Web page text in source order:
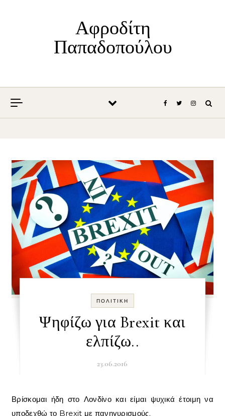
Αφροδίτη
Παπαδοπούλου
ΠΟΛΙΤΙΚΉ
Ψηφίζω για Brexit και
ελπίζω..
23.06.2016
Βρίσκομαι ήδη στο Λονδίνο και είμαι ψυχικά έτοιμη να
υποδεχθώ το Brexit με πανηγυρισμούς.